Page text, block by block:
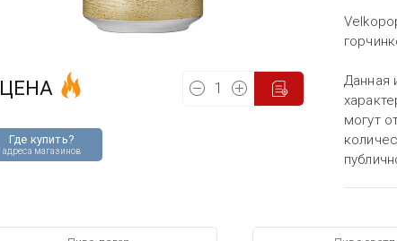
Где купить?
адреса магазинов
ЦЕНА
Данная
могут